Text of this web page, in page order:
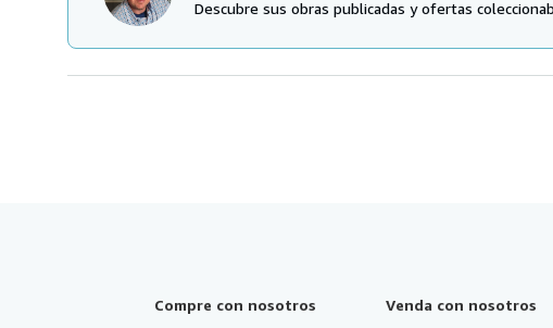
Descubre sus obras publicadas y ofertas
Compre con nosotros Venda con nosotros